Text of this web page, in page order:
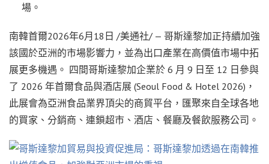
場。
南韓首爾2026年6月18日 /美通社/ — 哥斯達黎加正持續加強
該國於亞洲的市場影響力，並為出口產業在高價值市場中拓
展更多機遇。 四間哥斯達黎加企業於 6 月 9 日至 12 日參與
了 2026 年首爾食品與酒店展 (Seoul Food & Hotel 2026)，
此展會為亞洲食品業界頂尖的商貿平台，匯聚來自全球各地
的買家、分銷商、連鎖超市、酒店、餐廳及餐飲服務公司。